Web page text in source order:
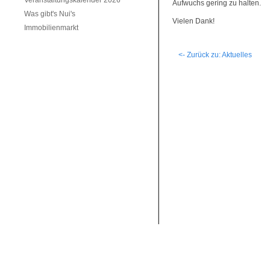
Was gibt's Nui's
Immobilienmarkt
Aufwuchs gering zu halten.
Vielen Dank!
<- Zurück zu: Aktuelles